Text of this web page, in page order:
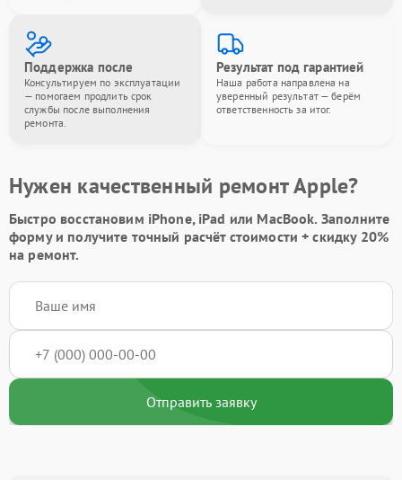
Поддержка после
Консультируем по эксплуатации
— помогаем продлить срок
службы после выполнения
ремонта.
Результат под гарантией
Наша работа направлена на
уверенный результат — берём
ответственность за итог.
Нужен качественный ремонт Apple?
Быстро восстановим iPhone, iPad или MacBook. Заполните
формуи получите точный расчёт стоимости +скидку 20%
на ремонт.
Отправить заявку